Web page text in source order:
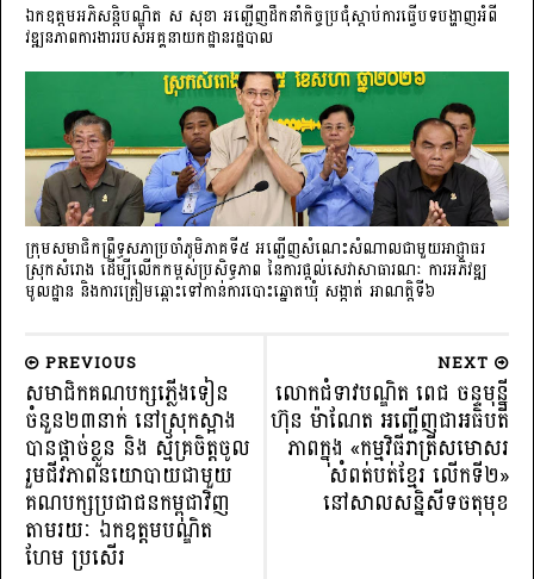
ឯកឧត្តមអភិសន្តិបណ្ឌិត ស សុខា អញ្ជើញដឹកនាំកិច្ចប្រជុំស្តាប់ការធ្វើបទបង្ហាញអំពី
វឌ្ឍនភាពការងាររបស់អគ្គនាយកដ្ឋានរដ្ឋបាល
ក្រុមសមាជិកព្រឹទ្ធសភាប្រចាំភូមិភាគទី៥ អញ្ជើញសំណេះសំណាលជាមួយអាជ្ញាធរ
ស្រុកសំរោង ដើម្បីលើកកម្ពស់ប្រសិទ្ធភាព នៃការផ្តល់សេវាសាធារណៈ ការអភិវឌ្ឍ
មូលដ្ឋាន និងការត្រៀមឆ្ពោះទៅកាន់ការបោះឆ្នោតឃុំ សង្កាត់ អាណត្តិទី៦
NEXT
លោកជំទាវបណ្ឌិត ពេជ ចន្ទមុន្នី
ហ៊ុន ម៉ាណែត អញ្ជើញជាអធិបតី
ភាពក្នុង «កម្មវិធីរាត្រីសមោសរ
សំពត់បត់ខ្មែរ លើកទី២»
នៅសាលសន្និសីទចតុមុខ
PREVIOUS
សមាជិកគណបក្សភ្លើងទៀន
ចំនួន២៣នាក់ នៅស្រុកស្អាង
បានផ្តាច់ខ្លួន និង ស្ម័គ្រចិត្តចូល
រួមជីវភាពនយោបាយជាមួយ
គណបក្សប្រជាជនកម្ពុជាវិញ
តាមរយៈ ឯកឧត្តមបណ្ឌិត
ហែម ប្រសើរ